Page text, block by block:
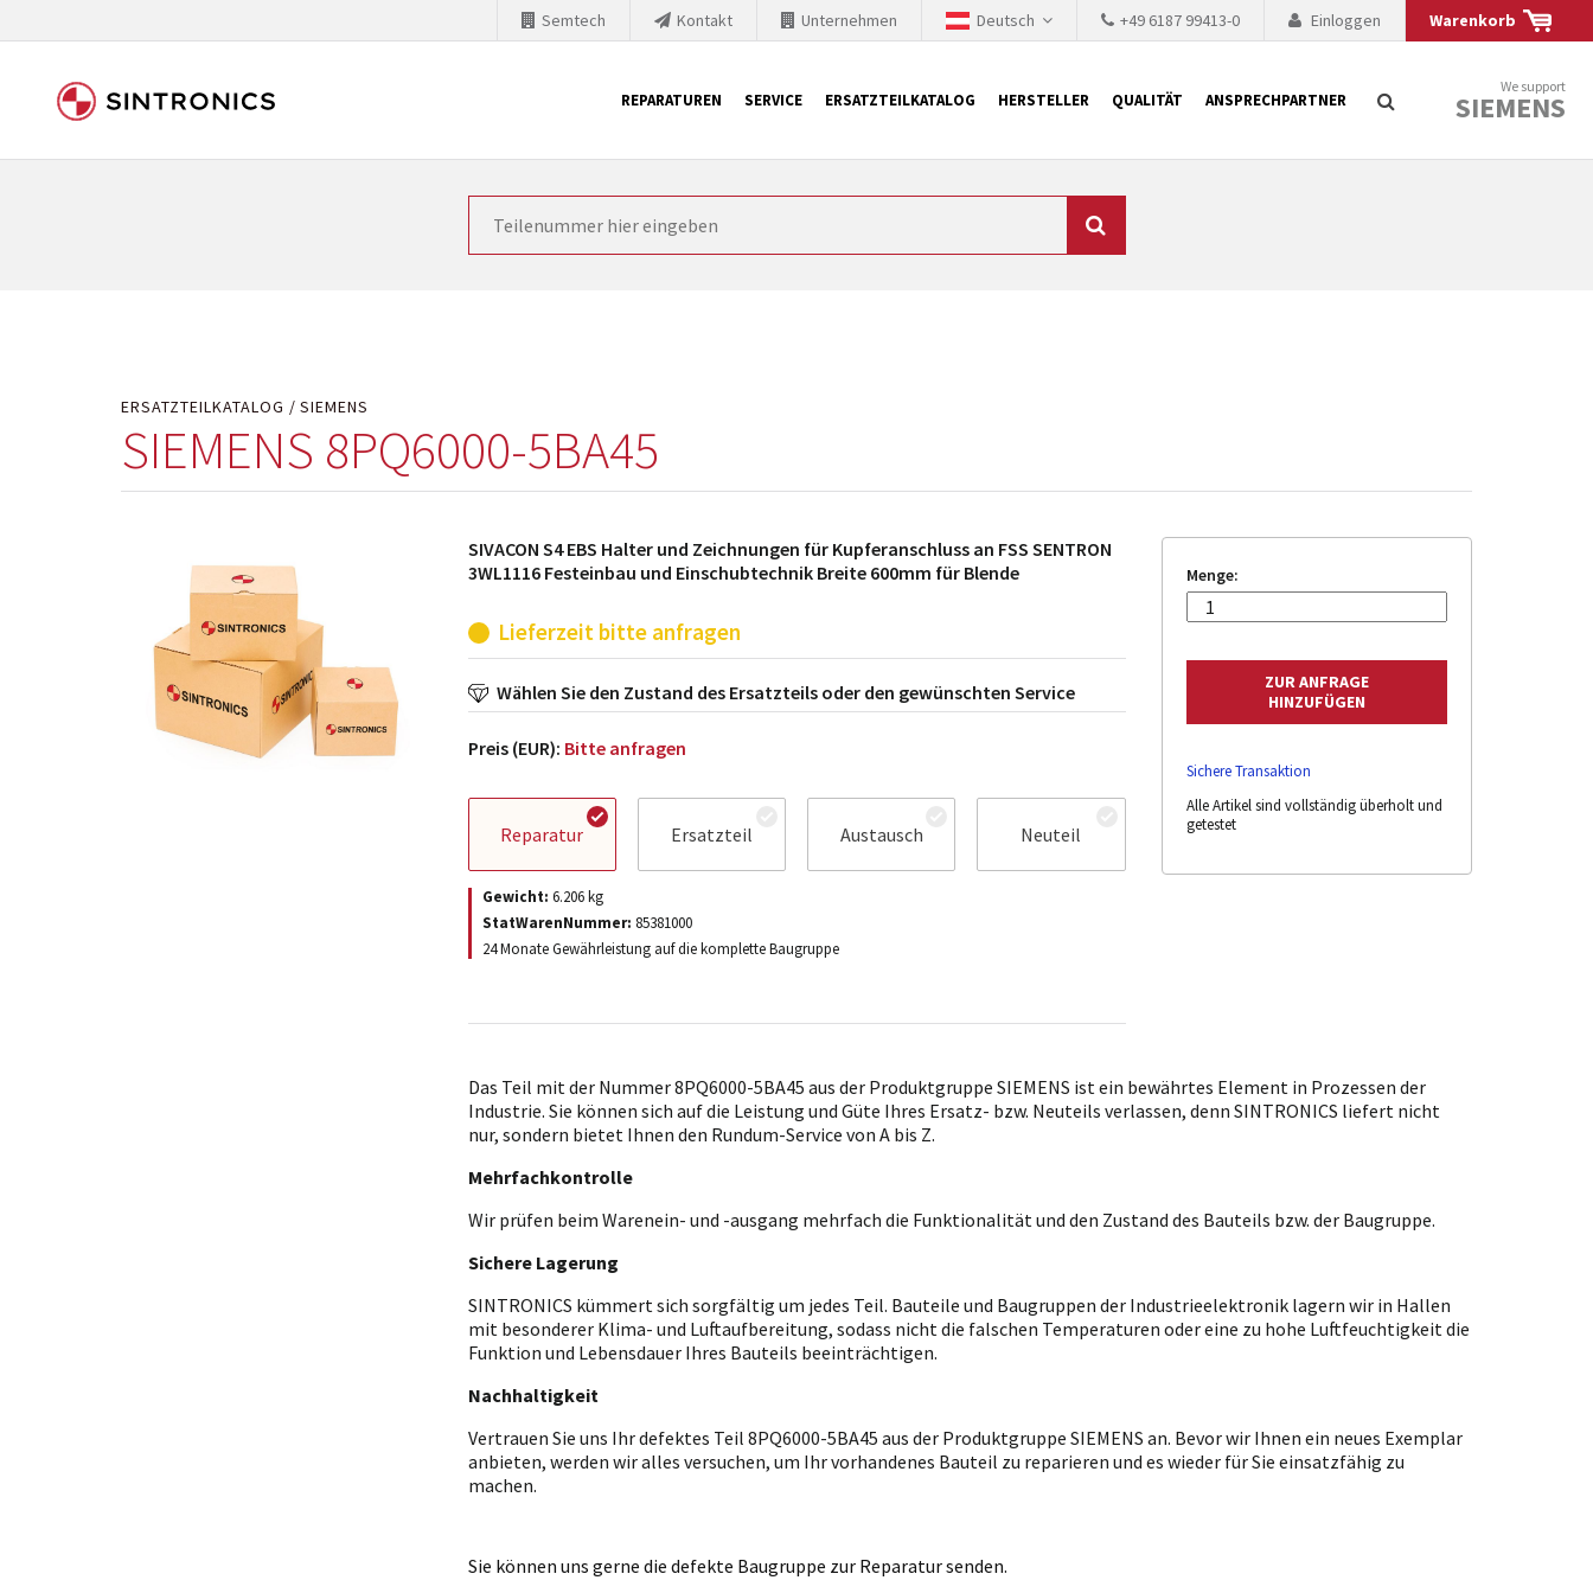
Warenkorb
Einloggen
+49 6187 99413-0
Deutsch
Unternehmen
Kontakt
Semtech
REPARATUREN SERVICE ERSATZTEILKATALOG HERSTELLER QUALITÄT ANSPRECHPARTNER
We support
SIEMENS
Unsere Zusammenarbeit mit Siemens
ERSATZTEILKATALOG SIEMENS
SIEMENS 8PQ6000-5BA45
SIVACON S4 EBS Halter und Zeichnungen für Kupferanschluss an FSS SENTRON
3WL1116 Festeinbau und Einschubtechnik Breite 600mm für Blende
Lieferzeit bitte anfragen
Wählen Sie den Zustand des Ersatzteils oder den gewünschten Service
Preis (EUR): Bitte anfragen
Reparatur Ersatzteil Austausch Neuteil
Gewicht: 6.206kg
StatWarenNummer: 85381000
24 Monate Gewährleistung auf die komplette Baugruppe
Menge:
Sichere Transaktion
Alle Artikel sind vollständig überholt und
getestet
Das Teil mit der Nummer 8PQ6000-5BA45 aus der Produktgruppe SIEMENS ist ein bewährtes Element in Prozessen der
Industrie. Sie können sich auf die Leistung und Güte Ihres Ersatz- bzw. Neuteils verlassen, denn SINTRONICS liefert nicht
nur, sondern bietet Ihnen den Rundum-Service von A bis Z.
Mehrfachkontrolle
Wir prüfen beim Warenein- und -ausgang mehrfach die Funktionalität und den Zustand des Bauteils bzw. der Baugruppe.
Sichere Lagerung
SINTRONICS kümmert sich sorgfältig um jedes Teil. Bauteile und Baugruppen der Industrieelektronik lagern wir in Hallen
mit besonderer Klima- und Luftaufbereitung, sodass nicht die falschen Temperaturen oder eine zu hohe Luftfeuchtigkeit die
Funktion und Lebensdauer Ihres Bauteils beeinträchtigen.
Nachhaltigkeit
Vertrauen Sie uns Ihr defektes Teil 8PQ6000-5BA45 aus der Produktgruppe SIEMENS an. Bevor wir Ihnen ein neues Exemplar
anbieten, werden wir alles versuchen, um Ihr vorhandenes Bauteil zu reparieren und es wieder für Sie einsatzfähig zu
machen.
Sie können uns gerne die defekte Baugruppe zur Reparatur senden.